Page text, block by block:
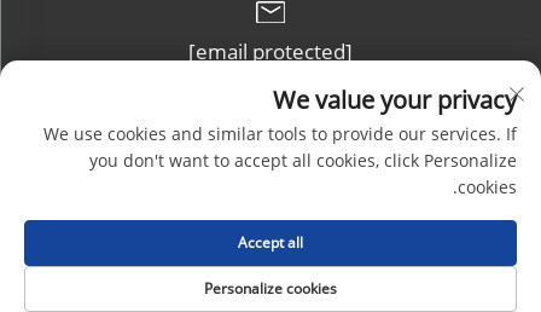
[email protected]
+86-13632102114
حقوق الطبع والنشر © شركة قوانغتشو تشوتشنغ للمنتجات البلاستيكية
المحدودة. جميع الحقوق محفوظة |
We value your privacy
We use cookies and similar tools to provide our services. If
you don't want to accept all cookies, click Personalize
cookies.
Personalize cookies
Accept all